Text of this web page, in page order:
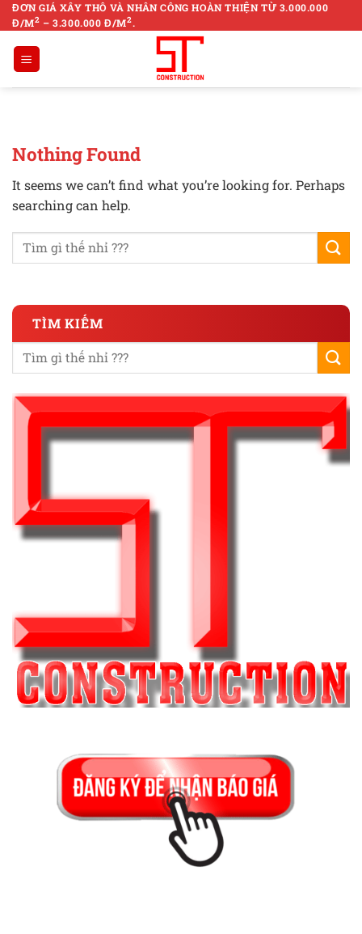
Skip
to
content
ĐƠN GIÁ XÂY THÔ VÀ NHÂN CÔNG HOÀN THIỆN TỪ 3.000.000
Đ/M2 – 3.300.000 Đ/M2.
Nothing Found
It seems we can’t find what you’re looking for. Perhaps
searching can help.
TÌM KIẾM